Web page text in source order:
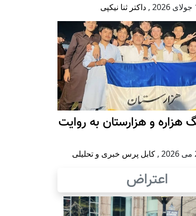
, داکتر ثنا نیکپی
هزاره و هزارستان به روایت
, کابل پرس خبری و تحلیلی
اعتراض